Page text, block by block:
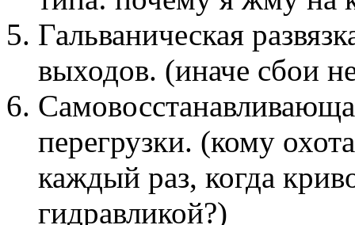
Гальваническая
выходов. (иначе сбои
перегрузки. (кому
каждый раз, когда
гидравликой?)